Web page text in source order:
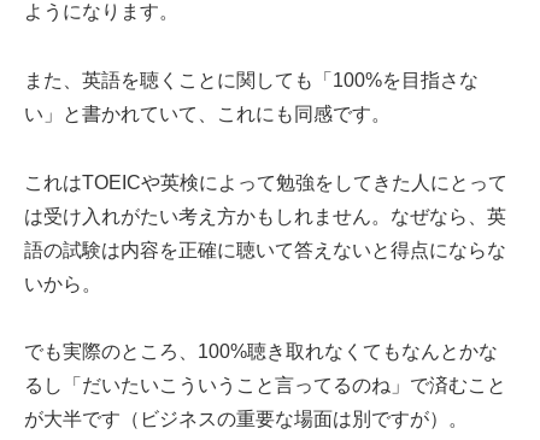
ようになります。
また、英語を聴くことに関しても「100%を目指さな
い」と書かれていて、これにも同感です。
これはTOEICや英検によって勉強をしてきた人にとって
は受け入れがたい考え方かもしれません。なぜなら、英
語の試験は内容を正確に聴いて答えないと得点にならな
いから。
でも実際のところ、100%聴き取れなくてもなんとかな
るし「だいたいこういうこと言ってるのね」で済むこと
が大半です（ビジネスの重要な場面は別ですが）。